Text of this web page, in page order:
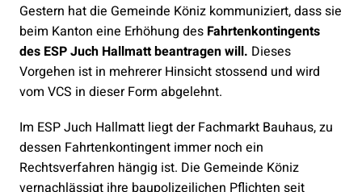
Gestern hat die Gemeinde Köniz kommuniziert, dass sie
beim Kanton eine Erhöhung des Fahrtenkontingents
des ESP Juch Hallmatt beantragen will. Dieses
Vorgehen ist in mehrerer Hinsicht stossend und wird
vom VCS in dieser Form abgelehnt.
Im ESP Juch Hallmatt liegt der Fachmarkt Bauhaus, zu
dessen Fahrtenkontingent immer noch ein
Rechtsverfahren hängig ist. Die Gemeinde Köniz
vernachlässigt ihre baupolizeilichen Pflichten seit